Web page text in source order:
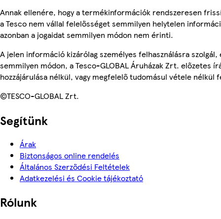
Annak ellenére, hogy a termékinformációk rendszeresen
a Tesco nem vállal felelősséget semmilyen helytelen
azonban a jogaidat semmilyen módon nem érinti.
A jelen információ kizárólag személyes felhasználásra
semmilyen módon, a Tesco-GLOBAL Áruházak Zrt. előzetes
hozzájárulása nélkül, vagy megfelelő tudomásul vétele nélkül
©TESCO-GLOBAL Zrt.
Segítünk
Árak
Biztonságos online rendelés
Általános Szerződési Feltételek
Adatkezelési és Cookie tájékoztató
Rólunk